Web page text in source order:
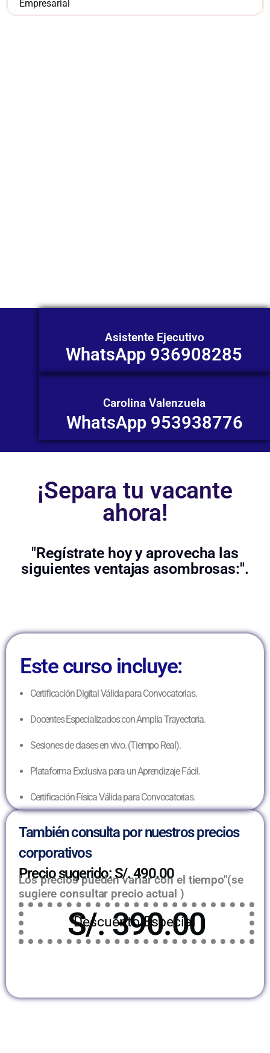
Empresarial
Asistente Ejecutivo
WhatsApp 936908285
Carolina Valenzuela
WhatsApp 953938776
¡Separa tu vacante
ahora!
"Regístrate hoy y aprovecha las
siguientes ventajas asombrosas:".
Este curso incluye:
Certificación Digital Válida para Convocatorias.
Docentes Especializados con Amplia Trayectoria.
Sesiones de clases en vivo. (Tiempo Real).
Plataforma Exclusiva para un Aprendizaje Fácil.
Certificación Física Válida para Convocatorias.
También consulta por nuestros precios
corporativos
Precio sugerido: S/. 490.00
Los precios pueden variar con el tiempo"(se
sugiere consultar precio actual )
Descuento Especial
S/. 390.00